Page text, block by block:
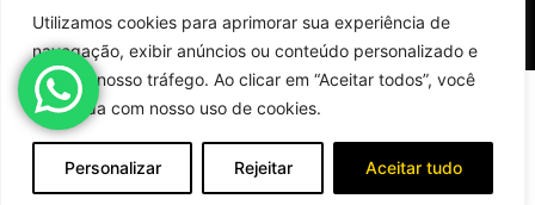
Utilizamos cookies para aprimorar sua experiência de
navegação, exibir anúncios ou conteúdo personalizado e
analisar nosso tráfego. Ao clicar em “Aceitar todos”, você
concorda com nosso uso de cookies.
Personalizar Rejeitar Aceitar tudo
Copyright 2025 – Live Show Merchandising | Todos Direitos
Reservados!
Loja Minha conta Fale Conosco